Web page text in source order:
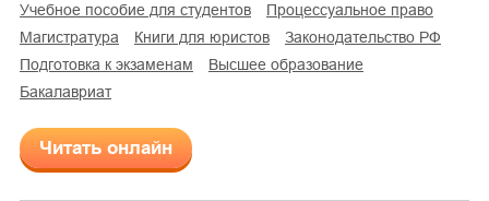
учебное пособие для студентов
процессуальное право
магистратура
книги для юристов
законодательство РФ
подготовка к экзаменам
высшее образование
бакалавриат
Читать онлайн